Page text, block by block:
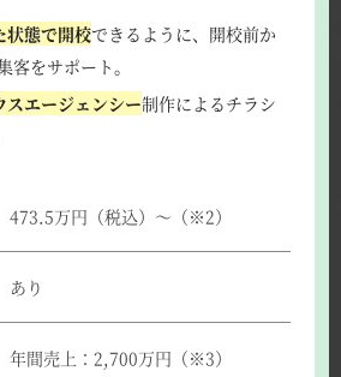
状態で開校できるように、開校前か
客をサポート。
スエージェンシー制作によるチラシ
473.5万円（税込）～（※2）
あり
年間売上：2,700万円（※3）